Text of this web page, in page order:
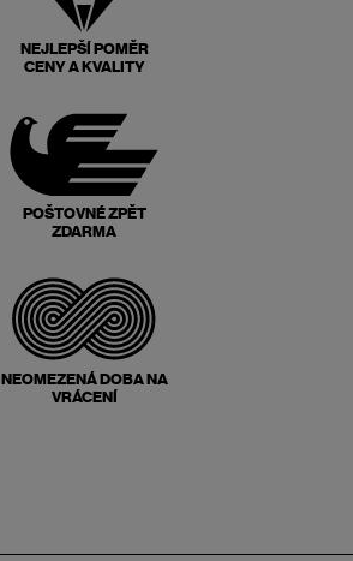
NEJLEPŠÍ POMĚR
CENY A KVALITY
POŠTOVNÉ ZPĚT
ZDARMA
NEOMEZENÁ DOBA NA
VRÁCENÍ